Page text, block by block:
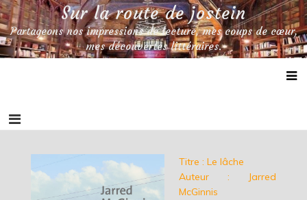
Skip
to
content
Sur la route de jostein
Partageons nos impressions de lecture, mes coups de cœur,
mes découvertes littéraires.
Titre : Le lâche
Auteur : Jarred
McGinnis